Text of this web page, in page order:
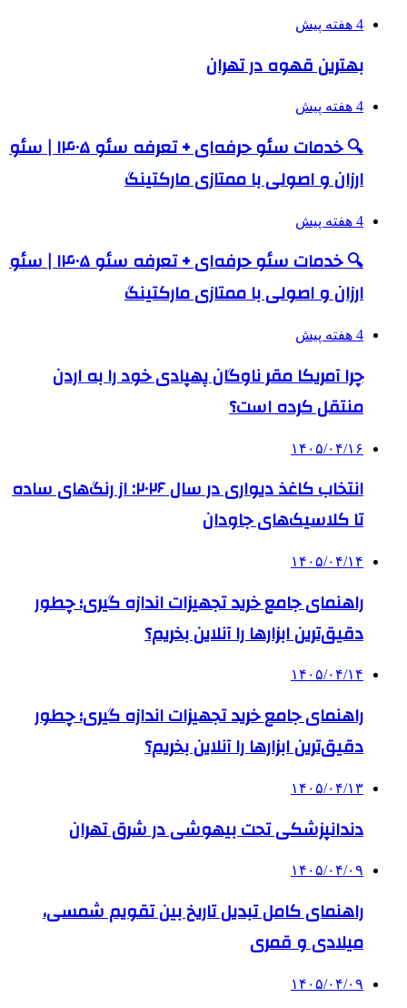
4 هفته پیش
بهترین قهوه در تهران
4 هفته پیش
🔍 خدمات سئو حرفه‌ای + تعرفه سئو ۱۴۰۵ | سئو
ارزان و اصولی با ممتازی مارکتینگ
4 هفته پیش
🔍 خدمات سئو حرفه‌ای + تعرفه سئو ۱۴۰۵ | سئو
ارزان و اصولی با ممتازی مارکتینگ
4 هفته پیش
چرا آمریکا مقر ناوگان پهپادی خود را به اردن
منتقل کرده است؟
۱۴۰۵/۰۴/۱۶
انتخاب کاغذ دیواری در سال ۲۰۲۶: از رنگ‌های ساده
تا کلاسیک‌های جاودان
۱۴۰۵/۰۴/۱۴
راهنمای جامع خرید تجهیزات اندازه گیری؛ چطور
دقیق‌ترین ابزارها را آنلاین بخریم؟
۱۴۰۵/۰۴/۱۴
راهنمای جامع خرید تجهیزات اندازه گیری؛ چطور
دقیق‌ترین ابزارها را آنلاین بخریم؟
۱۴۰۵/۰۴/۱۳
دندانپزشکی تحت بیهوشی در شرق تهران
۱۴۰۵/۰۴/۰۹
راهنمای کامل تبدیل تاریخ بین تقویم شمسی،
میلادی و قمری
۱۴۰۵/۰۴/۰۹